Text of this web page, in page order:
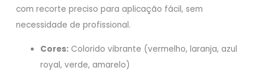
com recorte preciso para aplicação fácil, sem
necessidade de profissional.
Cores: Colorido vibrante (vermelho, laranja, azul
royal, verde, amarelo)